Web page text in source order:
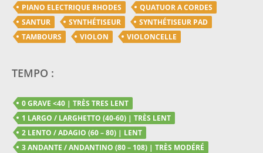
PIANO ELECTRIQUE RHODES
QUATUOR A CORDES
SANTUR
SYNTHÉTISEUR
SYNTHÉTISEUR PAD
TAMBOURS
VIOLON VIOLONCELLE
TEMPO :
0 GRAVE <40 | TRÈS TRES LENT
1 LARGO / LARGHETTO (40-60) | TRÈS LENT
2 LENTO / ADAGIO (60 – 80) | LENT
3 ANDANTE / ANDANTINO (80 – 108) | TRÈS MODÉRÉ